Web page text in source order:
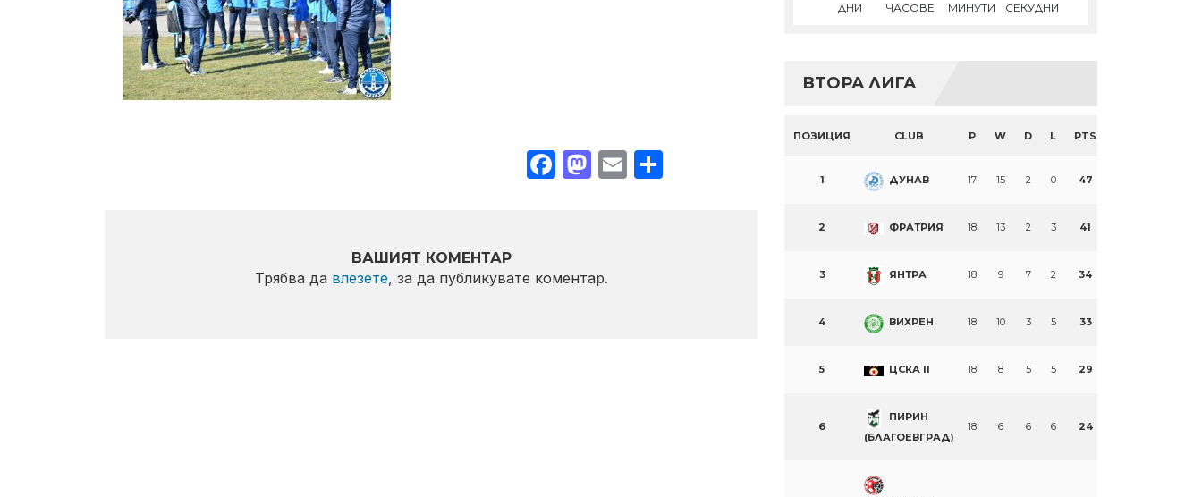
Facebook
Mastodon
EmailShare
ВАШИЯТ КОМЕНТАР
Трябва да влезете, за да публикувате коментар.
ДНИ ЧАСОВЕ МИНУТИ СЕКУДНИ
ВТОРА ЛИГА
ПОЗИЦИЯ CLUB P W D L PTS
1 ДУНАВ 17 15 2 0 47
2 ФРАТРИЯ 18 13 2 3 41
3 ЯНТРА 18 9 7 2 34
4 ВИХРЕН 18 10 3 5 33
5 ЦСКА II 18 8 5 5 29
6
ПИРИН
(БЛАГОЕВГРАД)
18 6 6 6 24